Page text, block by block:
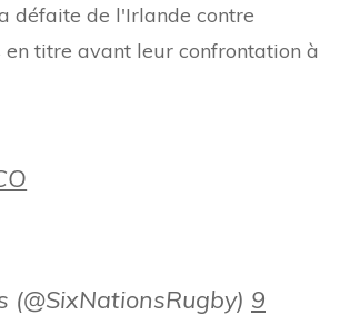
défaite de l'Irlande contre
titre avant leur confrontation à
(@SixNationsRugby) 9